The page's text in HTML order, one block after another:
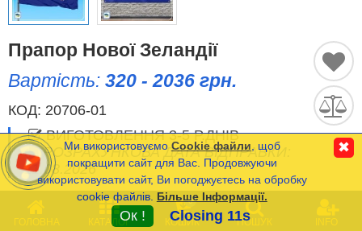
Прапори США (штатів)
Інші прапори
Порівняти
(0)
Часті Питання (FAQ)
Оплата та Доставка
ГОЛОВНА КАТАЛОГ
0
КОШИК ПОШУК INFO
Прапор Нової Зеландії
Вартість: 320 - 2036 грн.
КОД: 20706-01
ВИГОТОВЛЕННЯ 3-5 Р.ДНІВ
РОЗРАХУНКОВА ДАТА ВІДПРАВКИ:
11.08.2026
ОПЦІЇ - Обов’язкові)
Ми використовуємо Cookie файли , щоб
покращити сайт для Вас. Продовжуючи
використовувати сайт, Ви погоджуєтесь на обробку
cookie файлів. Більше Інформації.
Ок ! Closing 11s
✖